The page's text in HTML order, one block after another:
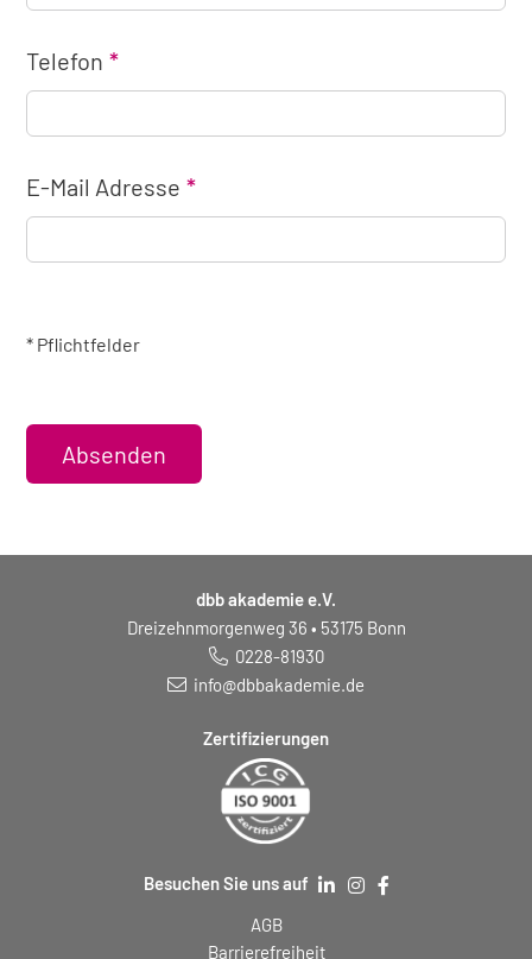
Telefon
E-Mail Adresse
* Pflichtfelder
Absenden
dbb akademie e.V.
Dreizehnmorgenweg 36 • 53175 Bonn
0228-81930
info@dbbakademie.de
Zertifizierungen
Besuchen Sie uns auf
AGB
Barrierefreiheit